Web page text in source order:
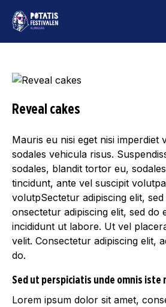
Reveal cakes
Mauris eu nisi eget nisi imperdiet
sodales vehicula risus.
sodales, blandit tortor eu,
tincidunt, ante vel suscipit
volutpSectetur adipiscing elit,
onsectetur adipiscing elit, sed do
incididunt ut labore. Ut vel
velit. Consectetur adipiscing elit,
do.
Sed ut perspiciatis unde omnis iste
Lorem ipsum dolor sit amet,